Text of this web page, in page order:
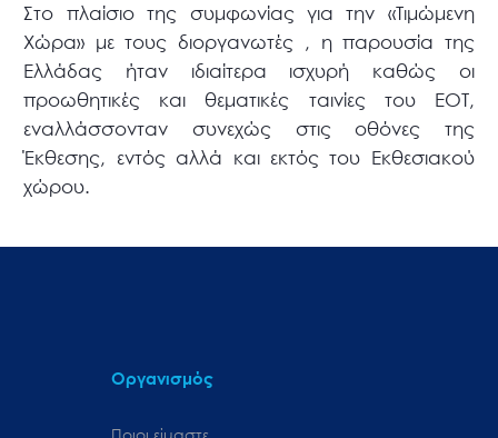
Στο πλαίσιο της συμφωνίας για την «Τιμώμενη
Χώρα» με τους διοργανωτές , η παρουσία της
Ελλάδας ήταν ιδιαίτερα ισχυρή καθώς οι
προωθητικές και θεματικές ταινίες του ΕΟΤ,
εναλλάσσονταν συνεχώς στις οθόνες της
Έκθεσης, εντός αλλά και εκτός του Εκθεσιακού
χώρου.
Οργανισμός